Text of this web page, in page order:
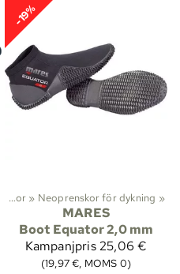
-19%
Neoprenskor ‪» Neoprenskor för dykning ‪»
MARES
Boot Equator 2,0 mm
Kampanjpris25,06 €
(19,97 €, MOMS 0)